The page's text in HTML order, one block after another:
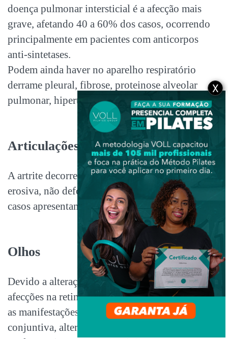
doença pulmonar intersticial é a afecção mais
grave, afetando 40 a 60% dos casos, ocorrendo
principalmente em pacientes com anticorpos
anti-sintetases.
Podem ainda haver no aparelho respiratório
derrame pleural, fibrose, proteinose alveolar
pulmonar, hipertensão pulmonar e pneumotórax.
Articulações
A artrite decorrente da doença geralmente é não
erosiva, não deformante e sem sinovite. Poucos
casos apresentam artralgias.
Olhos
Devido a alterações vasculares podem ocorrer
afecções na retina e na conjuntiva. Então, dentre
as manifestações oculares estão: edema da
conjuntiva, alterações nos músculos extra-
X